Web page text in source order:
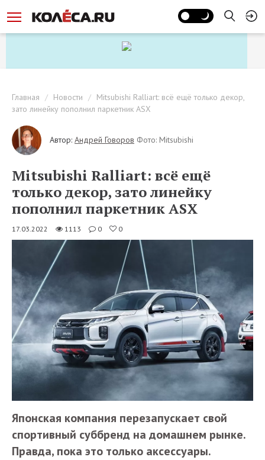
Главная Новости
Mitsubishi Ralliart: всё ещё только декор,
зато линейку пополнил паркетник ASX
Автор: Андрей Говоров Фото: Mitsubishi
Mitsubishi Ralliart: всё ещё
только декор, зато линейку
пополнил паркетник ASX
17.03.2022 1113 0 0
Японская компания перезапускает свой
спортивный суббренд на домашнем рынке.
Правда, пока это только аксессуары.